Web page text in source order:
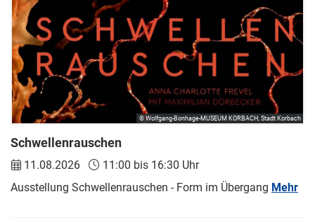
Schwellenrauschen
11.08.2026
11:00 bis 16:30 Uhr
Ausstellung Schwellenrauschen - Form im Übergang Mehr
© Wolfgang-Bonhage-MUSEUM KORBACH, Stadt Korbach